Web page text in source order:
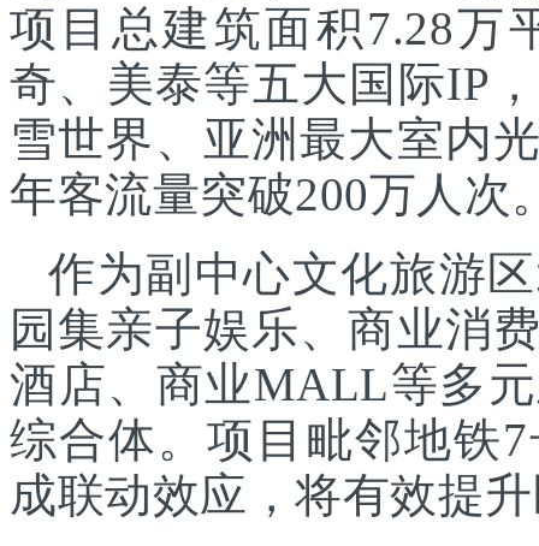
项目总建筑面积7.28万
奇、美泰等五大国际IP
雪世界、亚洲最大室内
年客流量突破200万人次
作为副中心文化旅游
园集亲子娱乐、商业消
酒店、商业MALL等多
综合体。项目毗邻地铁
成联动效应，将有效提